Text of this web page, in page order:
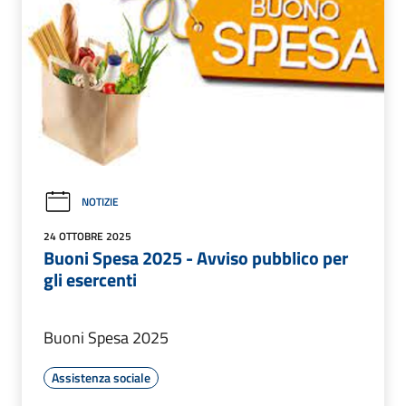
NOTIZIE
24 OTTOBRE 2025
Buoni Spesa 2025 - Avviso pubblico per
gli esercenti
Buoni Spesa 2025
Assistenza sociale